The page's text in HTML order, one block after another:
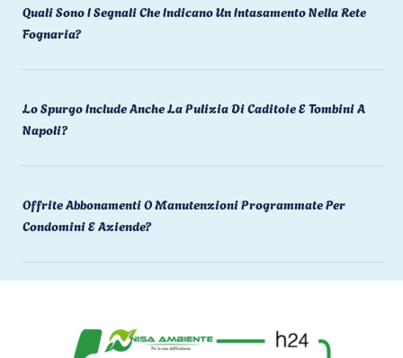
Quali Sono I Segnali Che Indicano Un Intasamento Nella Rete
Fognaria?
Lo Spurgo Include Anche La Pulizia Di Caditoie E Tombini A
Napoli?
Offrite Abbonamenti O Manutenzioni Programmate Per
Condomini E Aziende?